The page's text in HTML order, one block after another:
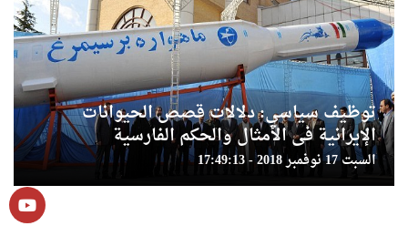
توظيف سياسي: دلالات قصص الحيوانات
الإيرانية فى الأمثال والحكم الفارسية
السبت 17 نوفمبر 2018 - 17:49:13